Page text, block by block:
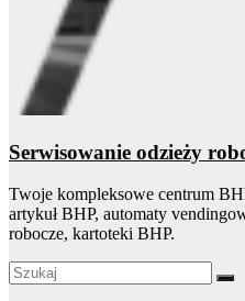
Serwisowanie odzieży
Twoje kompleksowe centrum
artykuł BHP, automaty
robocze, kartoteki BHP.